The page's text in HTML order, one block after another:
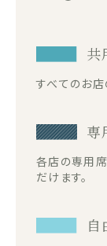
共
すべてのお
専
各店の専用
だけます。
自